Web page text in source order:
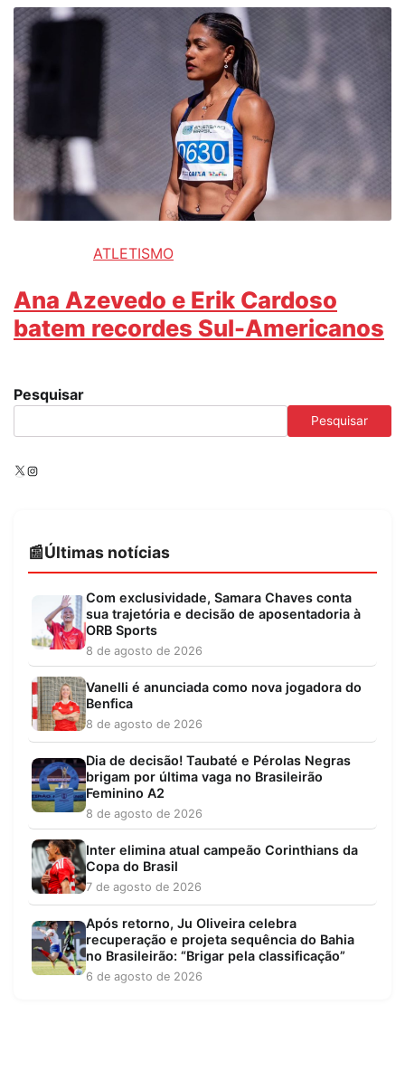
ATLETISMO
Ana Azevedo e Erik Cardoso
batem recordes Sul-Americanos
Pesquisar
Pesquisar
X Instagram
Últimas notícias
Com exclusividade, Samara Chaves conta
sua trajetória e decisão de aposentadoria à
ORB Sports
8 de agosto de 2026
Vanelli é anunciada como nova jogadora do
Benfica
8 de agosto de 2026
Dia de decisão! Taubaté e Pérolas Negras
brigam por última vaga no Brasileirão
Feminino A2
8 de agosto de 2026
Inter elimina atual campeão Corinthians da
Copa do Brasil
7 de agosto de 2026
Após retorno, Ju Oliveira celebra
recuperação e projeta sequência do Bahia
no Brasileirão: “Brigar pela classificação”
6 de agosto de 2026